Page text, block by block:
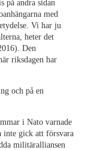
på andra sidan
med
Vi har ju
heter det
Den
riksdagen har
och på en
i Nato varnade
inte gick att försvara
militäralliansen